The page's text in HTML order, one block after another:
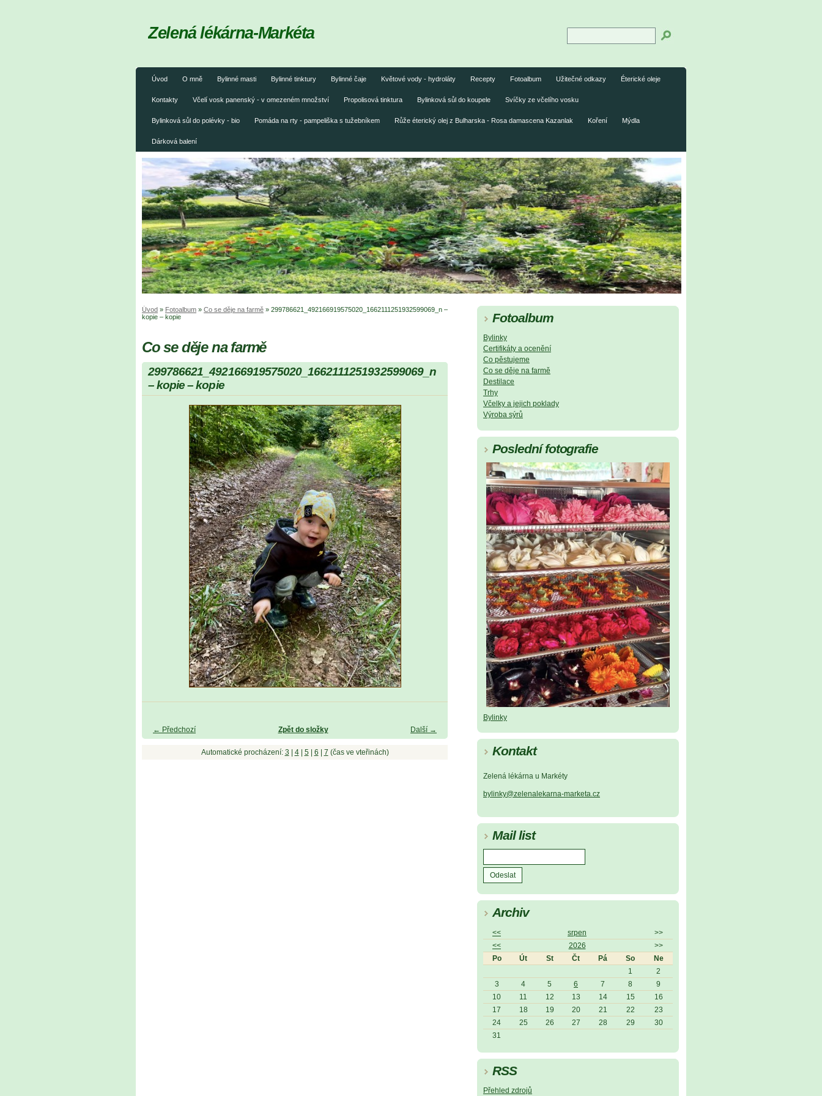
Úvod O mně Bylinné masti Bylinné tinktury Bylinné čaje Květové vody - hydroláty Recepty Fotoalbum Užitečné odkazy Éterické oleje
Kontakty Včelí vosk panenský - v omezeném množství Propolisová tinktura Bylinková sůl do koupele Svíčky ze včelího vosku
Bylinková sůl do polévky - bio Pomáda na rty - pampeliška s tužebníkem Růže éterický olej z Bulharska - Rosa damascena Kazanlak Koření Mýdla
Dárková balení
Zelená lékárna-Markéta
Úvod » Fotoalbum » Co se děje na farmě » 299786621_492166919575020_1662111251932599069_n –
kopie – kopie
Co se děje na farmě
299786621_492166919575020_1662111251932599069_n
– kopie – kopie
← Předchozí Další →
Zpět do složky
Automatické procházení: 3 4| 5| 6 7 (čas ve vteřinách)
Fotoalbum
Bylinky
Certifikáty a ocenění
Co pěstujeme
Co se děje na farmě
Destilace
Trhy
Včelky a jejich poklady
Výroba sýrů
Poslední fotografie
Bylinky
Kontakt
Zelená lékárna u Markéty
bylinky@zelenalekarna-marketa.cz
Mail list
Archiv
<< srpen
>>
<<
2026
>>
Po
Út St Čt Pá So
Ne
1
2
3
4 5 6 7 8
9
10
11 12 13 14 15
16
17
18 19 20 21 22
23
24
25 26 27 28 29
30
31
RSS
Přehled zdrojů